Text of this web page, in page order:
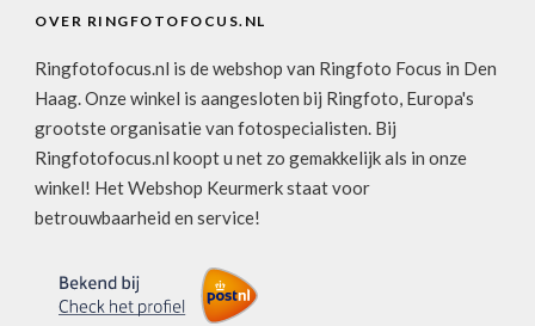
OVER RINGFOTOFOCUS.NL
Ringfotofocus.nl is de webshop van Ringfoto Focus in Den
Haag. Onze winkel is aangesloten bij Ringfoto, Europa's
grootste organisatie van fotospecialisten. Bij
Ringfotofocus.nl koopt u net zo gemakkelijk als in onze
winkel! Het Webshop Keurmerk staat voor
betrouwbaarheid en service!